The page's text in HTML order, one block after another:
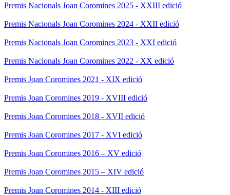
Premis Nacionals Joan Coromines 2025 - XXIII edició
Premis Nacionals Joan Coromines 2024 - XXII edició
Premis Nacionals Joan Coromines 2023 - XXI edició
Premis Nacionals Joan Coromines 2022 - XX edició
Premis Joan Coromines 2021 - XIX edició
Premis Joan Coromines 2019 - XVIII edició
Premis Joan Coromines 2018 - XVII edició
Premis Joan Coromines 2017 - XVI edició
Premis Joan Coromines 2016 – XV edició
Premis Joan Coromines 2015 – XIV edició
Premis Joan Coromines 2014 - XIII edició